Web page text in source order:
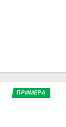
ПРИМЕРА